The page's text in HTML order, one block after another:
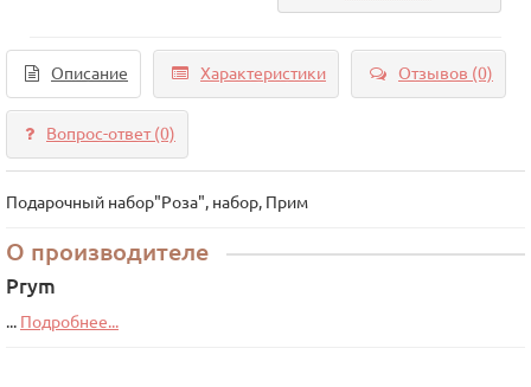
Описание Характеристики Отзывов (0)
Вопрос-ответ(0)
Подарочный набор"Роза", набор, Прим
О производителе
Prym
... Подробнее...